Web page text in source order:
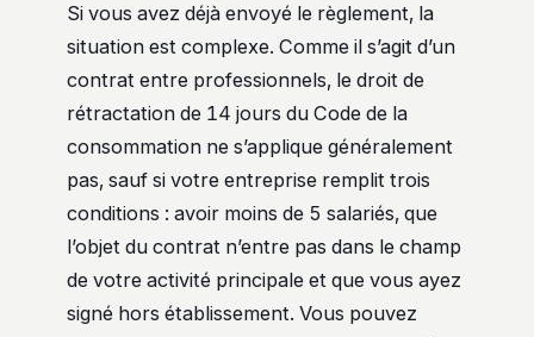
Si vous avez déjà envoyé le règlement, la
situation est complexe. Comme il s’agit d’un
contrat entre professionnels, le droit de
rétractation de 14 jours du Code de la
consommation ne s’applique généralement
pas, sauf si votre entreprise remplit trois
conditions : avoir moins de 5 salariés, que
l’objet du contrat n’entre pas dans le champ
de votre activité principale et que vous ayez
signé hors établissement. Vous pouvez